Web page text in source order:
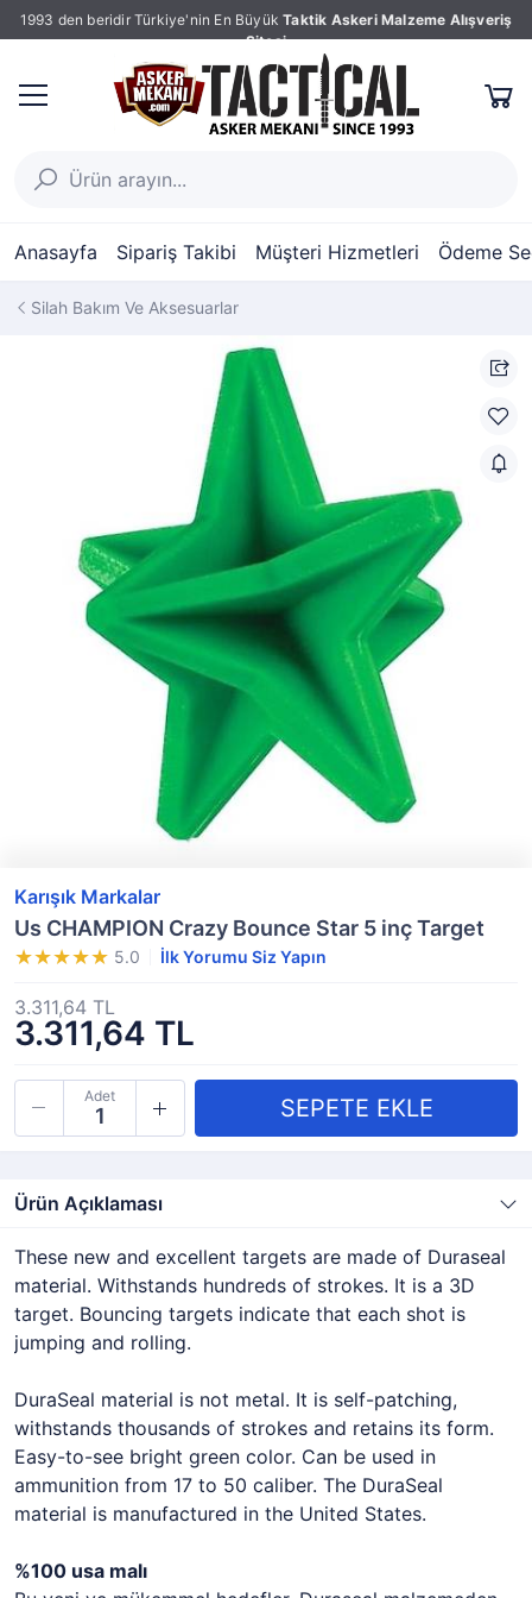
1993 den beridir Türkiye'nin En Büyük Taktik Askeri Malzeme Alışveriş
Sitesi
Anasayfa Sipariş Takibi Müşteri Hizmetleri Ödeme
Silah Bakım Ve Aksesuarlar
Karışık Markalar
Us CHAMPION Crazy Bounce Star 5 inç Target
5.0 İlk Yorumu Siz Yapın
3.311,64 TL
3.311,64 TL
Adet
Ürün Açıklaması
These new and excellent targets are made of Duraseal
material. Withstands hundreds of strokes. It is a 3D
target. Bouncing targets indicate that each shot is
jumping and rolling.
DuraSeal material is not metal. It is self-patching,
withstands thousands of strokes and retains its form.
Easy-to-see bright green color. Can be used in
ammunition from 17 to 50 caliber. The DuraSeal
material is manufactured in the United States.
%100 usa malı